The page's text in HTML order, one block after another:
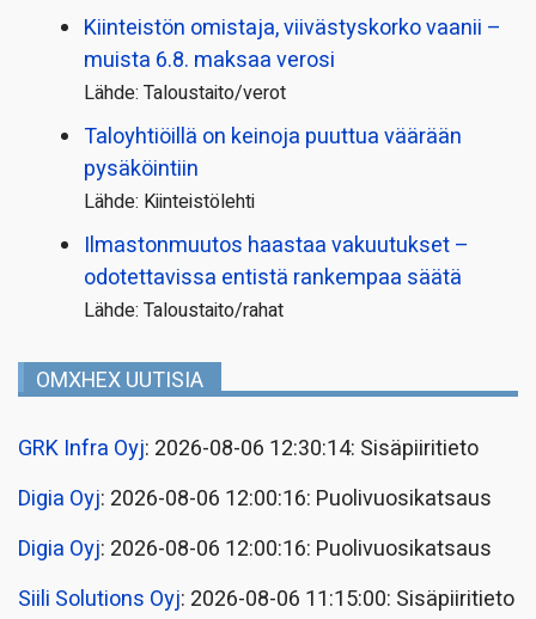
Kiinteistön omistaja, viivästyskorko vaanii –
muista 6.8. maksaa verosi
Lähde: Taloustaito/verot
Taloyhtiöillä on keinoja puuttua väärään
pysäköintiin
Lähde: Kiinteistölehti
Ilmastonmuutos haastaa vakuutukset –
odotettavissa entistä rankempaa säätä
Lähde: Taloustaito/rahat
OMXHEX UUTISIA
GRK Infra Oyj: 2026-08-06 12:30:14: Sisäpiiritieto
Digia Oyj: 2026-08-06 12:00:16: Puolivuosikatsaus
Digia Oyj: 2026-08-06 12:00:16: Puolivuosikatsaus
Siili Solutions Oyj: 2026-08-06 11:15:00: Sisäpiiritieto